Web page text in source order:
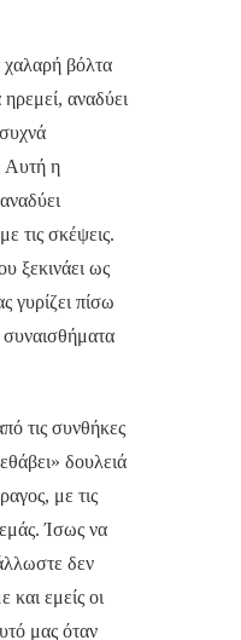
χαλαρή βόλτα
αναδύει
Αυτή η
τις σκέψεις.
ξεκινάει ως
γυρίζει πίσω
τις συνθήκες
δουλειά
με τις
Ίσως να
δεν
και εμείς οι
μας όταν